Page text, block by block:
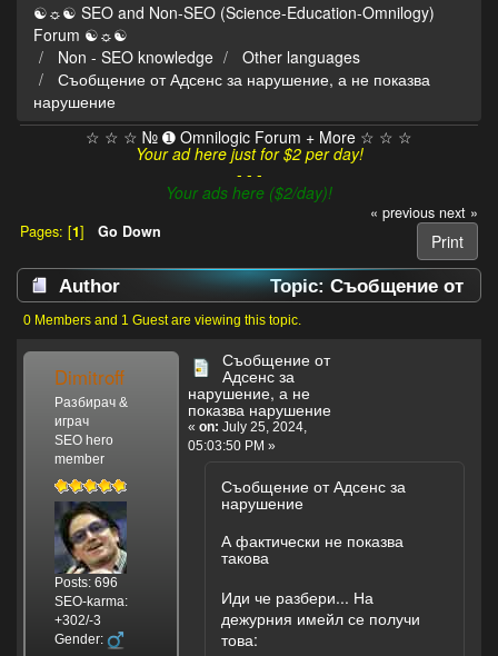
☯☼☯ SEO and Non-SEO (Science-Education-Omnilogy)
Forum ☯☼☯
Non - SEO knowledge
Other languages
Съобщение от Адсенс за нарушение, а не показва
нарушение
☆ ☆ ☆ № ➊ Omnilogic Forum + More ☆ ☆ ☆
Your ad here just for $2 per day!
- - -
Your ads here ($2/day)!
« previous next »
Print
Pages: [1] Go Down
Author
Topic: Съобщение от
Адсенс за нарушение, а не показва нарушение
(Read 2974 times)
0 Members and 1 Guest are viewing this topic.
Dimitroff
Разбирач &
играч
SEO hero
member
Posts: 696
SEO-karma:
+302/-3
Gender:
Съобщение от
Адсенс за
нарушение, а не
показва нарушение
« on: July 25, 2024,
05:03:50 PM »
Съобщение от Адсенс за
нарушение
А фактически не показва
такова
Иди че разбери... На
дежурния имейл се получи
това: